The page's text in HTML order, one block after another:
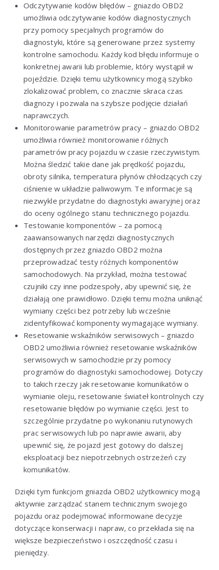
Odczytywanie kodów błędów – gniazdo OBD2
umożliwia odczytywanie kodów diagnostycznych
przy pomocy specjalnych programów do
diagnostyki, które są generowane przez systemy
kontrolne samochodu. Każdy kod błędu informuje o
konkretnej awarii lub problemie, który wystąpił w
pojeździe. Dzięki temu użytkownicy mogą szybko
zlokalizować problem, co znacznie skraca czas
diagnozy i pozwala na szybsze podjęcie działań
naprawczych.
Monitorowanie parametrów pracy – gniazdo OBD2
umożliwia również monitorowanie różnych
parametrów pracy pojazdu w czasie rzeczywistym.
Można śledzić takie dane jak prędkość pojazdu,
obroty silnika, temperatura płynów chłodzących czy
ciśnienie w układzie paliwowym. Te informacje są
niezwykle przydatne do diagnostyki awaryjnej oraz
do oceny ogólnego stanu technicznego pojazdu.
Testowanie komponentów – za pomocą
zaawansowanych narzędzi diagnostycznych
dostępnych przez gniazdo OBD2 można
przeprowadzać testy różnych komponentów
samochodowych. Na przykład, można testować
czujniki czy inne podzespoły, aby upewnić się, że
działają one prawidłowo. Dzięki temu można uniknąć
wymiany części bez potrzeby lub wcześnie
zidentyfikować komponenty wymagające wymiany.
Resetowanie wskaźników serwisowych – gniazdo
OBD2 umożliwia również resetowanie wskaźników
serwisowych w samochodzie przy pomocy
programów do diagnostyki samochodowej. Dotyczy
to takich rzeczy jak resetowanie komunikatów o
wymianie oleju, resetowanie świateł kontrolnych czy
resetowanie błędów po wymianie części. Jest to
szczególnie przydatne po wykonaniu rutynowych
prac serwisowych lub po naprawie awarii, aby
upewnić się, że pojazd jest gotowy do dalszej
eksploatacji bez niepotrzebnych ostrzeżeń czy
komunikatów.
Dzięki tym funkcjom gniazda OBD2 użytkownicy mogą
aktywnie zarządzać stanem technicznym swojego
pojazdu oraz podejmować informowane decyzje
dotyczące konserwacji i napraw, co przekłada się na
większe bezpieczeństwo i oszczędność czasu i
pieniędzy.